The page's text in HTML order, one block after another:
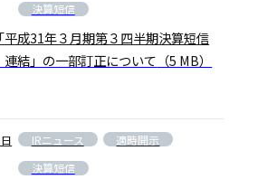
決算短信
平成31年３月期第３四半期決算短信
連結」の一部訂正について （5 MB）
IRニュース
適時開示
決算短信